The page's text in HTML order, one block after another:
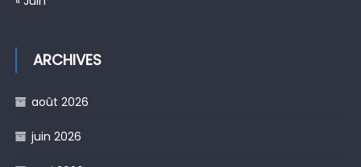
ARCHIVES
août 2026
juin 2026